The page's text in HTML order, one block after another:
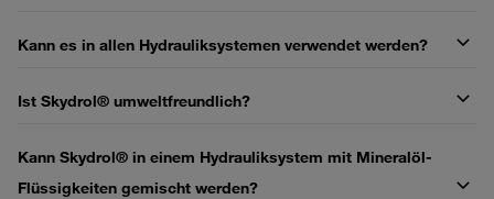
Kann es in allen Hydrauliksystemen verwendet werden?
Ist Skydrol® umweltfreundlich?
Kann Skydrol® in einem Hydrauliksystem mit Mineralöl-
Flüssigkeiten gemischt werden?